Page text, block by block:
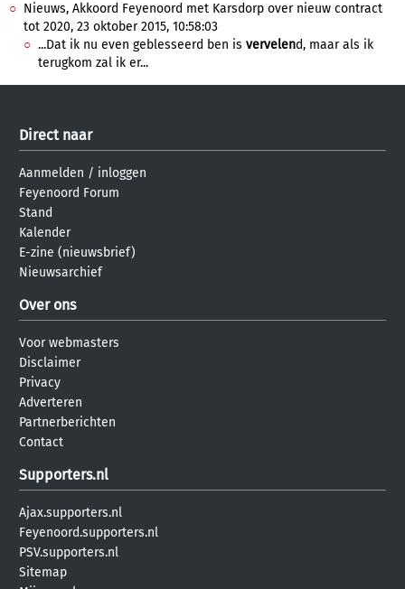
Nieuws, Akkoord Feyenoord met Karsdorp over nieuw contract
tot 2020, 23 oktober 2015, 10:58:03
...Dat ik nu even geblesseerd ben is vervelend, maar als ik
terugkom zal ik er...
Direct naar
Aanmelden / inloggen
Feyenoord Forum
Stand
Kalender
E-zine (nieuwsbrief)
Nieuwsarchief
Over ons
Voor webmasters
Disclaimer
Privacy
Adverteren
Partnerberichten
Contact
Supporters.nl
Ajax.supporters.nl
Feyenoord.supporters.nl
PSV.supporters.nl
Sitemap